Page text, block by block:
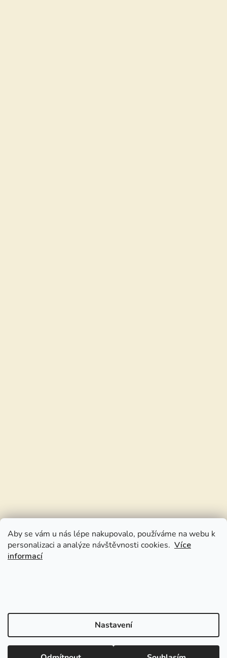
Aby se vám u nás lépe nakupovalo, používáme na webu k
personalizaci a analýze návštěvnosti cookies. Více
informací
Nastavení